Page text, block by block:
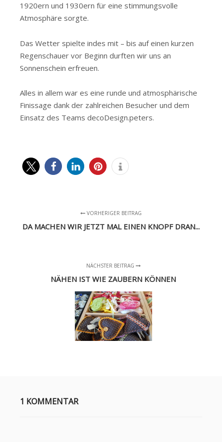
1920ern und 1930ern für eine stimmungsvolle
Atmosphäre sorgte.
Das Wetter spielte indes mit – bis auf einen kurzen
Regenschauer vor Beginn durften wir uns an
Sonnenschein erfreuen.
Alles in allem war es eine runde und atmosphärische
Finissage dank der zahlreichen Besucher und dem
Einsatz des Teams decoDesign.peters.
VORHERIGER BEITRAG
DA MACHEN WIR JETZT MAL EINEN KNOPF DRAN...
NÄCHSTER BEITRAG
NÄHEN IST WIE ZAUBERN KÖNNEN
1 KOMMENTAR